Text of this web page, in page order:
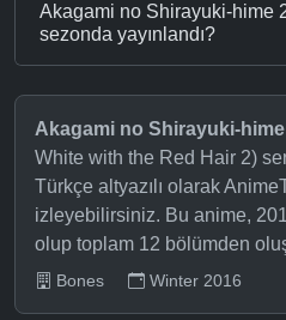
Akagami no Shirayuki-hime
sezonda yayınlandı?
Akagami no Shirayuki-
White with the Red Hair 2)
Türkçe altyazılı olarak
izleyebilirsiniz. Bu anime,
olup toplam 12 bölümden
Bones Winter 2016